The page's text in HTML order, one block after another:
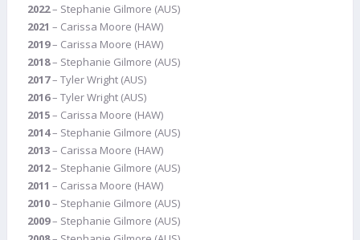
2022– Stephanie Gilmore (AUS)
2021 – Carissa Moore (HAW)
2019– Carissa Moore (HAW)
2018– Stephanie Gilmore (AUS)
2017– Tyler Wright (AUS)
2016– Tyler Wright (AUS)
2015– Carissa Moore (HAW)
2014– Stephanie Gilmore (AUS)
2013– Carissa Moore (HAW)
2012– Stephanie Gilmore (AUS)
2011 – Carissa Moore (HAW)
2010– Stephanie Gilmore (AUS)
2009– Stephanie Gilmore (AUS)